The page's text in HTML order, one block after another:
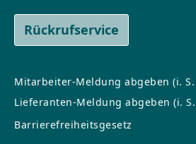
Rückrufservice
Mitarbeiter-Meldung abgeben (i. S.
Lieferanten-Meldung abgeben (i. S.
Barrierefreiheitsgesetz